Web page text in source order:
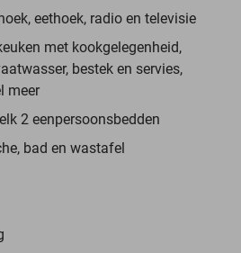
eethoek, radio en televisie
met kookgelegenheid,
bestek en servies,
meer
2 eenpersoonsbedden
bad en wastafel